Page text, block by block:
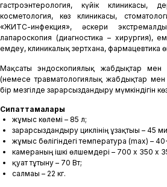
гастроэнтерология, күйік клиникасы,
косметология, көз клиникасы,
«ЖИТС-инфекция», әскери
лапароскопия (диагностика – хирургия),
емдеу, клиникалық зертхана, фармацевтика
Мақсаты эндоскопиялық жабдықтар мен
(немесе травматологиялық жабдықтар
бір мезгілде зарарсыздандыру мүмкіндігін
Сипаттамалары
жұмыс көлемі – 85 л;
зарарсыздандыру циклінің ұзақтығы – 45
жұмыс бөлігіндегі температура (max) –
камераның ішкі өлшемдері – 700 x 350 х
қуат тұтыну – 70 Вт;
салмағы – 22 кг.